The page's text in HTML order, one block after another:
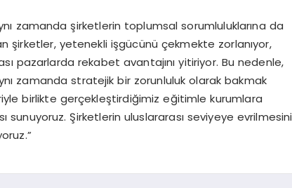
zamanda şirketlerin toplumsal sorumluluklarına da
şirketler, yetenekli işgücünü çekmekte zorlanıyor,
pazarlarda rekabet avantajını yitiriyor. Bu nedenle,
zamanda stratejik bir zorunluluk olarak bakmak
birlikte gerçekleştirdiğimiz eğitimle kurumlara
sunuyoruz. Şirketlerin uluslararası seviyeye evrilmesini